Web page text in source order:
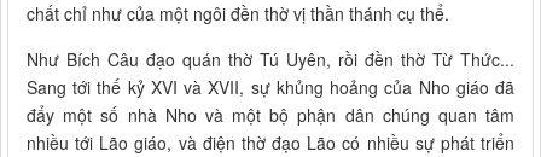
chất chỉ như của một ngôi đền thờ vị thần thánh cụ thể.
Như Bích Câu đạo quán thờ Tú Uyên, rồi đền thờ Từ Thức...
Sang tới thế kỷ XVI và XVII, sự khủng hoảng của Nho giáo đã
đẩy một số nhà Nho và một bộ phận dân chúng quan tâm
nhiều tới Lão giáo, và điện thờ đạo Lão có nhiều sự phát triển